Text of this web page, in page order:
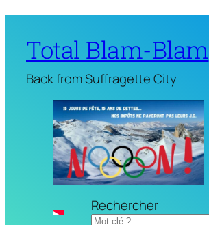
Total Blam-Blam
Back from Suffragette City
Rechercher